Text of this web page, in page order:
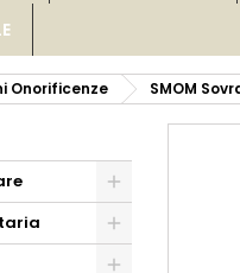
Onorificenze SMOM